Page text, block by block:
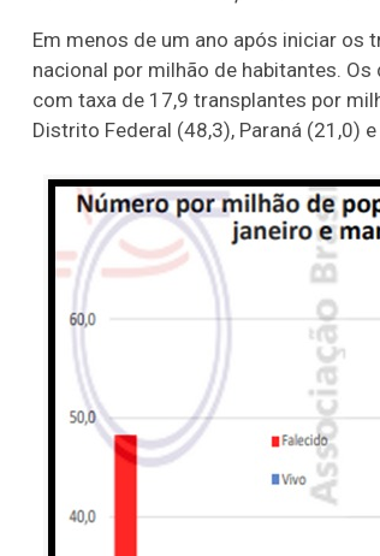
Em menos de um ano após iniciar os
nacional por milhão de habitantes.
com taxa de 17,9 transplantes por
Distrito Federal (48,3), Paraná (21,0)